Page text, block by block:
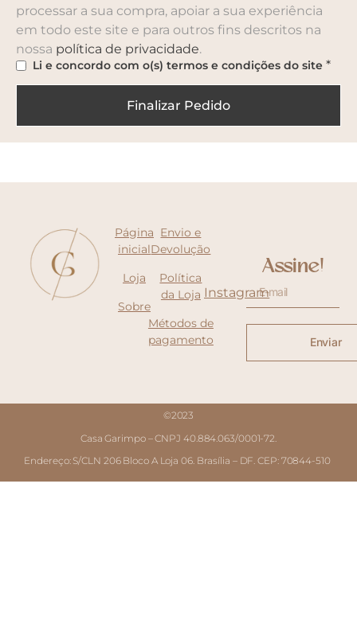
processar a sua compra, apoiar a sua experiência
em todo este site e para outros fins descritos na
nossa política de privacidade.
Li e concordo com o(s) termos e condições do site *
Finalizar Pedido
Página
inicial
Loja
Sobre
Envio e
Devolução
Política
da Loja
Métodos de
pagamento
Instagram
Assine!
Enviar
©2023
Casa Garimpo – CNPJ 40.884.063/0001-72.
Endereço: S/CLN 206 Bloco A Loja 06. Brasília – DF. CEP: 70844-510